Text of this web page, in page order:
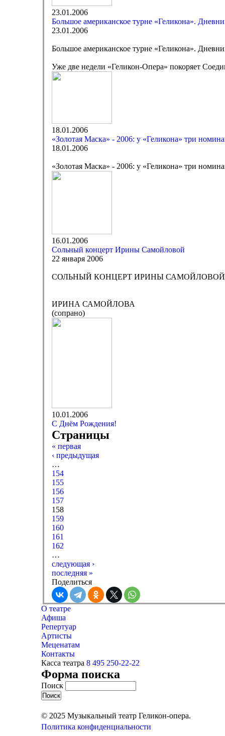
23.01.2006
Большое американское турне «Геликона».
23.01.2006
Большое американское турне «Геликона».
Уже две недели «Геликон-Опера» покоряет
18.01.2006
«Золотая Маска» - 2006: у «Геликона» три
18.01.2006
«Золотая Маска» - 2006: у «Геликона» три
16.01.2006
Сольный концерт Ирины Самойловой
22 января 2006
СОЛЬНЫЙ КОНЦЕРТ ИРИНЫ САМОЙЛОВОЙ
ИРИНА САМОЙЛОВА
(сопрано)
10.01.2006
С Днём Рождения!
Страницы
« первая
‹ предыдущая
…
154
155
156
157
158
159
160
161
162
…
следующая ›
последняя »
Поделиться
О театре
Афиша
Репертуар
Артисты
Меценатам
Контакты
Касса театра 8 495 250-22-22
Форма поиска
Поиск
© 2025 Музыкальный театр Геликон-опера.
Политика конфиденциальности